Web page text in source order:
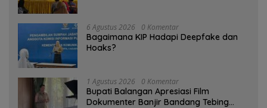
6 Agustus 2026 0 Komentar
Bagaimana KIP Hadapi Deepfake dan
Hoaks?
1 Agustus 2026 0 Komentar
Bupati Balangan Apresiasi Film
Dokumenter Banjir Bandang Tebing